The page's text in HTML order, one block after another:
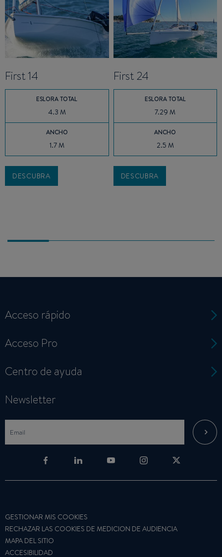
First 14
ESLORA TOTAL
4.3 M
ANCHO
1.7 M
DESCUBRA
First 24
ESLORA TOTAL
7.29 M
ANCHO
2.5 M
DESCUBRA
Acceso rápido
Acceso Pro
Centro de ayuda
Newsletter
GESTIONAR MIS COOKIES
RECHAZAR LAS COOKIES DE MEDICION DE AUDIENCIA
MAPA DEL SITIO
ACCESIBILIDAD